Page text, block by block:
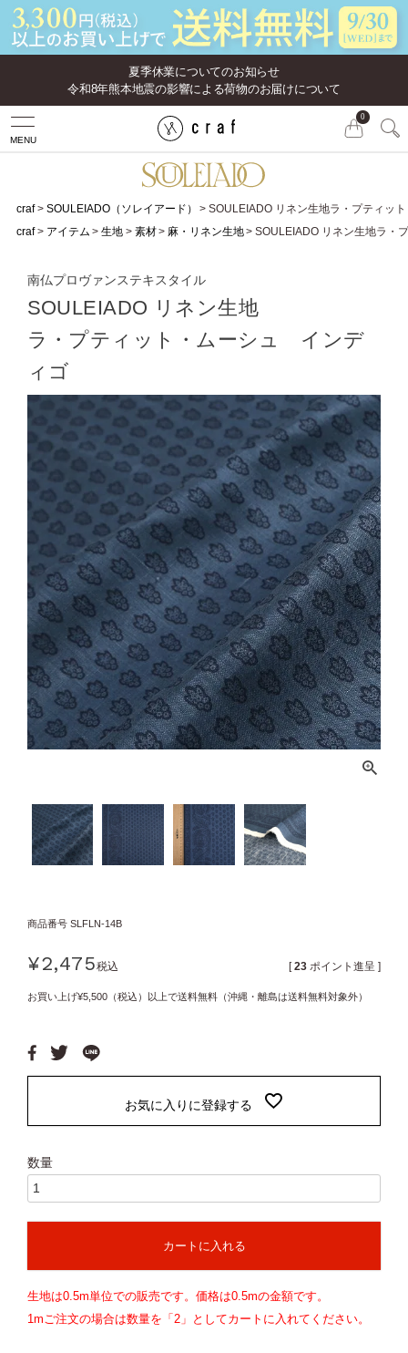
夏季休業についてのお知らせ
令和8年熊本地震の影響による荷物のお届けについて
MENU
0
craf SOULEIADO（ソレイアード）
SOULEIADO リネン生地ラ・プティッ
craf
アイテム 生地 素材 麻・リネン生地 SOULEIADO リネン生地ラ・
南仏プロヴァンステキスタイル
SOULEIADO リネン生地
ラ・プティット・ムーシュ インデ
ィゴ
商品番号 SLFLN-14B
¥2,475税込 [ 23 ポイント進呈 ]
お買い上げ¥5,500（税込）以上で送料無料（沖縄・離島は送料無料対象外）
お気に入りに登録する
カートに入れる
生地は0.5m単位での販売です。価格は0.5mの金額です。
1mご注文の場合は数量を「2」としてカートに入れてください。